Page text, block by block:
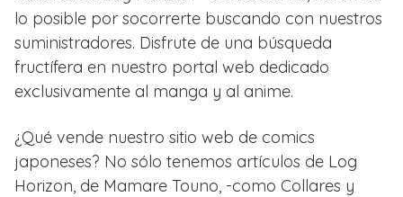
lo posible por socorrerte buscando con nuestros
suministradores. Disfrute de una búsqueda
fructífera en nuestro portal web dedicado
exclusivamente al manga y al anime.
¿Qué vende nuestro sitio web de comics
japoneses? No sólo tenemos artículos de Log
Horizon, de Mamare Touno, -como Collares y